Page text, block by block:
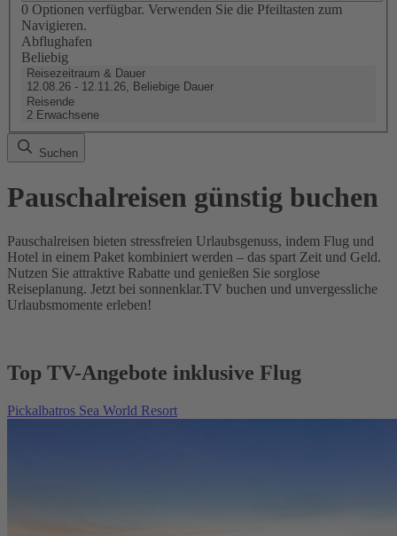
0 Optionen verfügbar. Verwenden Sie die Pfeiltasten zum
Navigieren.
Abflughafen
Beliebig
Reisezeitraum & Dauer
12.08.26 - 12.11.26, Beliebige Dauer
Reisende
2 Erwachsene
Suchen
Pauschalreisen günstig buchen
Pauschalreisen bieten stressfreien Urlaubsgenuss, indem Flug und
Hotel in einem Paket kombiniert werden – das spart Zeit und Geld.
Nutzen Sie attraktive Rabatte und genießen Sie sorglose
Reiseplanung. Jetzt bei sonnenklar.TV buchen und unvergessliche
Urlaubsmomente erleben!
Top TV-Angebote inklusive Flug
Pickalbatros Sea World Resort